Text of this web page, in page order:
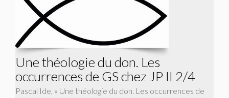
Une théologie du don. Les
occurrences de GS chez JP II 2/4
Pascal Ide, « Une théologie du don. Les occurrences de